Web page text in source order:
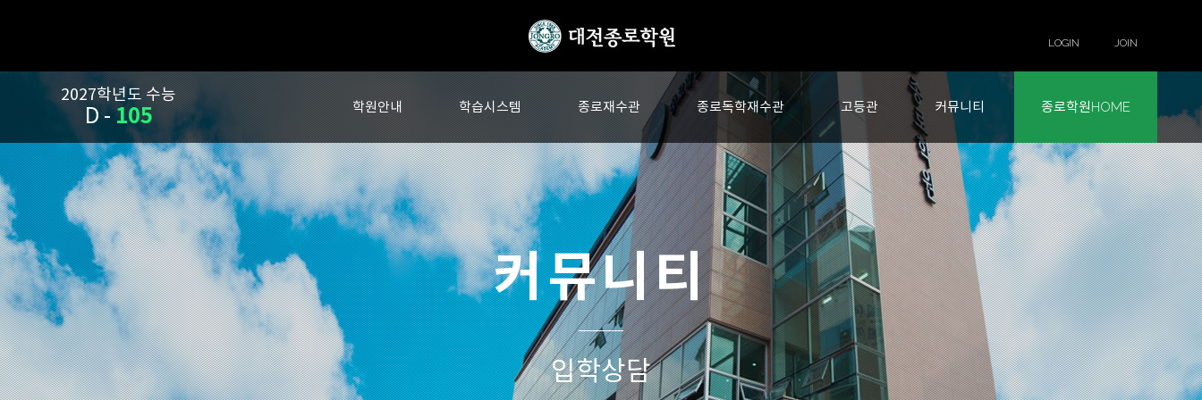
LOGIN JOIN
2027학년도 수능
D -105 학원안내 학습시스템 종로재수관 종로독학재수관 고등관 커뮤니티 종로학원HOME
커뮤니티
입학상담